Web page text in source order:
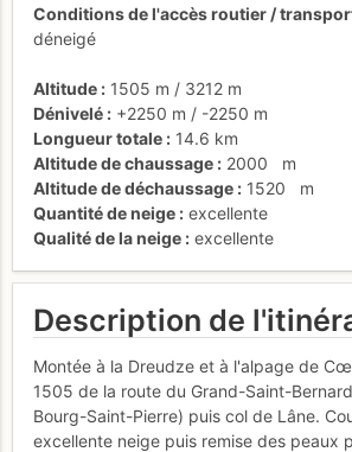
Conditions de l'accès routier /
déneigé
Altitude 1505 m / 3212 m
Dénivelé
+2250 m / -2250 m
Longueur totale
14.6 km
Altitude de chaussage
2000
m
Altitude de déchaussage
1520
m
Quantité de neige
excellente
Qualité de la neige
excellente
Description de
Montée à la Dreudze et à l'alpage de
1505 de la route du Grand-Saint-
Bourg-Saint-Pierre) puis col de Lâne.
excellente neige puis remise des peaux